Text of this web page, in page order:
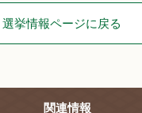
選挙情報ページに戻る
関連情報